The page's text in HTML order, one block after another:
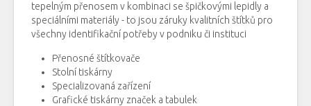
tepelným přenosem v kombinaci se špičkovými lepidly a
speciálními materiály - to jsou záruky kvalitních štítků pro
všechny identifikační potřeby v podniku či instituci
Přenosné štítkovače
Stolní tiskárny
Specializovaná zařízení
Grafické tiskárny značek a tabulek